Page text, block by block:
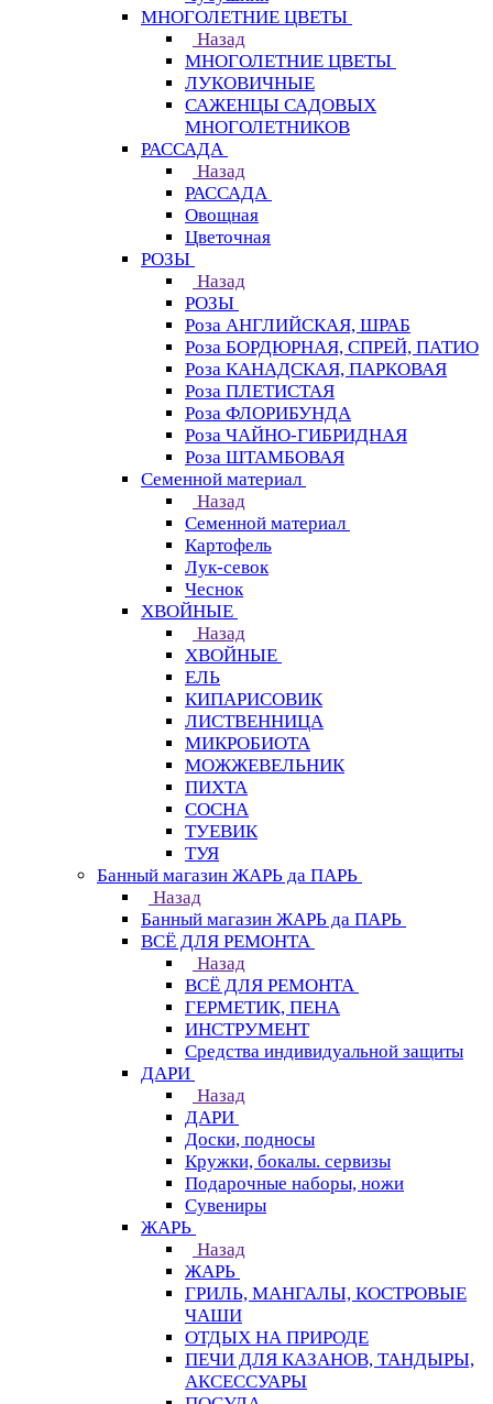
МНОГОЛЕТНИЕ ЦВЕТЫ
Назад
МНОГОЛЕТНИЕ ЦВЕТЫ
ЛУКОВИЧНЫЕ
САЖЕНЦЫ САДОВЫХ
МНОГОЛЕТНИКОВ
РАССАДА
Назад
РАССАДА
Овощная
Цветочная
РОЗЫ
Назад
РОЗЫ
Роза АНГЛИЙСКАЯ, ШРАБ
Роза БОРДЮРНАЯ, СПРЕЙ, ПАТИО
Роза КАНАДСКАЯ, ПАРКОВАЯ
Роза ПЛЕТИСТАЯ
Роза ФЛОРИБУНДА
Роза ЧАЙНО-ГИБРИДНАЯ
Роза ШТАМБОВАЯ
Семенной материал
Назад
Семенной материал
Картофель
Лук-севок
Чеснок
ХВОЙНЫЕ
Назад
ХВОЙНЫЕ
ЕЛЬ
КИПАРИСОВИК
ЛИСТВЕННИЦА
МИКРОБИОТА
МОЖЖЕВЕЛЬНИК
ПИХТА
СОСНА
ТУЕВИК
ТУЯ
Банный магазин ЖАРЬ да ПАРЬ
Назад
Банный магазин ЖАРЬ да ПАРЬ
ВСЁ ДЛЯ РЕМОНТА
Назад
ВСЁ ДЛЯ РЕМОНТА
ГЕРМЕТИК, ПЕНА
ИНСТРУМЕНТ
Средства индивидуальной защиты
ДАРИ
Назад
ДАРИ
Доски, подносы
Кружки, бокалы. сервизы
Подарочные наборы, ножи
Сувениры
ЖАРЬ
Назад
ЖАРЬ
ГРИЛЬ, МАНГАЛЫ, КОСТРОВЫЕ
ЧАШИ
ОТДЫХ НА ПРИРОДЕ
ПЕЧИ ДЛЯ КАЗАНОВ, ТАНДЫРЫ,
АКСЕССУАРЫ